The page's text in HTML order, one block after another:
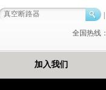
全国热线：
加入我们